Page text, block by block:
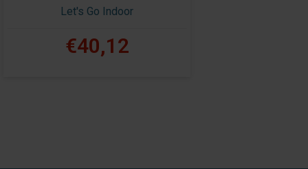
Let's Go Indoor
€40,12